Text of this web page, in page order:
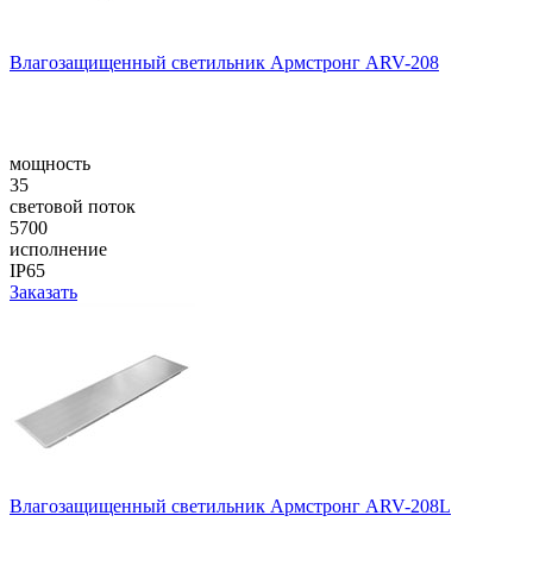
Влагозащищенный светильник Армстронг ARV-208
мощность
35
световой поток
5700
исполнение
IP65
Заказать
Влагозащищенный светильник Армстронг ARV-208L